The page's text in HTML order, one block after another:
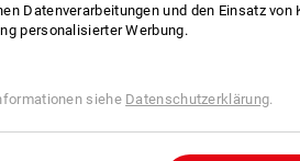
Datenverarbeitungen und den Einsatz
personalisierter Werbung.
siehe Datenschutzerklärung.